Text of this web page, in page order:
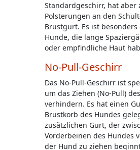
Standardgeschirr, hat aber
Polsterungen an den
Brustgurt. Es ist
Hunde, die lange
oder empfindliche Haut
No-Pull-Geschirr
Das No-Pull-Geschirr ist
um das Ziehen (No-Pull)
verhindern. Es hat einen
Brustkorb des Hundes
zusätzlichen Gurt, der
Vorderbeinen des Hundes
der Hund zu ziehen